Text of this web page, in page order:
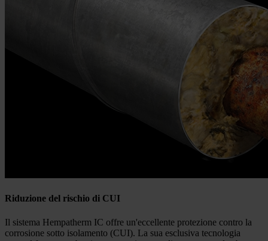
Riduzione del rischio di CUI
Il sistema Hempatherm IC offre un'eccellente protezione contro la
corrosione sotto isolamento (CUI). La sua esclusiva tecnologia